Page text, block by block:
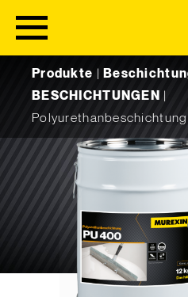
Produkte
BESCHICHTUNGEN